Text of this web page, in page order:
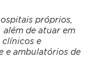
próprios,
além de atuar em
clínicos e
e ambulatórios de